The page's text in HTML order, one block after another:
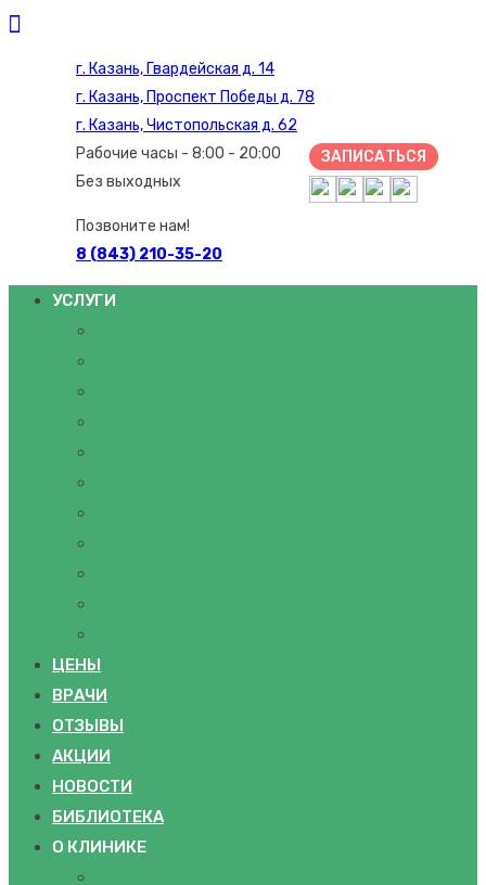
г. Казань, Гвардейская д. 14
г. Казань, Проспект Победы д. 78
г. Казань, Чистопольская д. 62
Рабочие часы - 8:00 - 20:00
Без выходных
ЗАПИСАТЬСЯ
Позвоните нам!
8 (843) 210-35-20
УСЛУГИ
ЦЕНЫ
ВРАЧИ
ОТЗЫВЫ
АКЦИИ
НОВОСТИ
БИБЛИОТЕКА
О КЛИНИКЕ